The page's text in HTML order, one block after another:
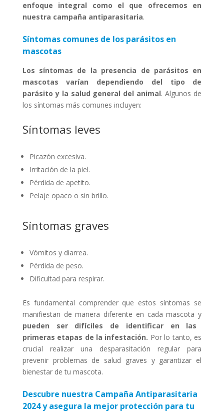
enfoque integral como el que ofrecemos en
nuestra campaña antiparasitaria.
Síntomas comunes de los parásitos en
mascotas
Los síntomas de la presencia de parásitos en
mascotas varían dependiendo del tipo de
parásito y la salud general del animal. Algunos de
los síntomas más comunes incluyen:
Síntomas leves
Picazón excesiva.
Irritación de la piel.
Pérdida de apetito.
Pelaje opaco o sin brillo.
Síntomas graves
Vómitos y diarrea.
Pérdida de peso.
Dificultad para respirar.
Es fundamental comprender que estos síntomas se
manifiestan de manera diferente en cada mascota y
pueden ser difíciles de identificar en las
primeras etapas de la infestación. Por lo tanto, es
crucial realizar una desparasitación regular para
prevenir problemas de salud graves y garantizar el
bienestar de tu mascota.
Descubre nuestra Campaña Antiparasitaria
2024 y asegura la mejor protección para tu